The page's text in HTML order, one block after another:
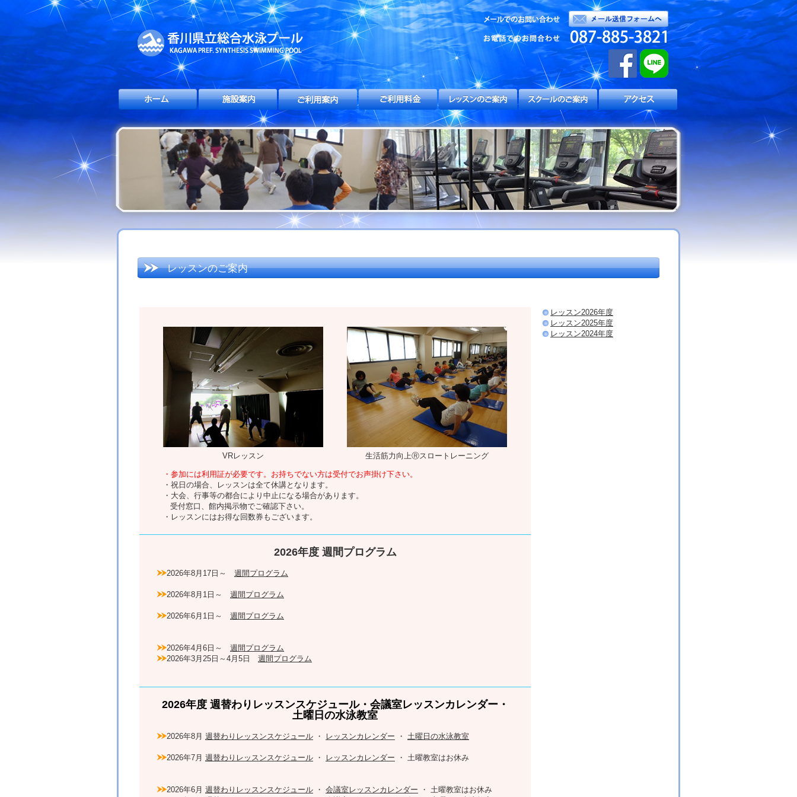
レッスンのご案内
VRレッスン 生活筋力向上Ⓡスロートレーニング
・参加には利用証が必要です。お持ちでない方は受付でお声掛け下さい。
・祝日の場合、レッスンは全て休講となります。
・大会、行事等の都合により中止になる場合があります。
受付窓口、館内掲示物でご確認下さい。
・レッスンにはお得な回数券もございます。
2026年度 週間プログラム
2026年8月17日～ 週間プログラム
2026年8月1日～ 週間プログラム
2026年6月1日～ 週間プログラム
2026年4月6日～ 週間 プログラム
2026年3月25日～4月5日 週間プログラム
2026年度 週替わりレッスンスケジュール・会議室レッスンカレンダー・
土曜日の水泳教室
2026年8月 週替わりレッスンスケジュール ・ レッスンカレンダー ・ 土曜日の水泳教室
2026年7月 週替わりレッスンスケジュール ・ レッスンカレンダー ・ 土曜教室はお休み
2026年6月 週替わりレッスンスケジュール ・ 会議室レッスンカレンダー ・ 土曜教室はお休み
レッスン2026年度
レッスン2025年度
レッスン2024年度